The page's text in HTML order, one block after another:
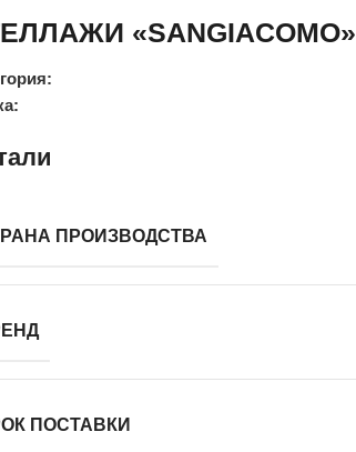
«SANGIACOMO»
ПРОИЗВОДСТВА
ПОСТАВКИ